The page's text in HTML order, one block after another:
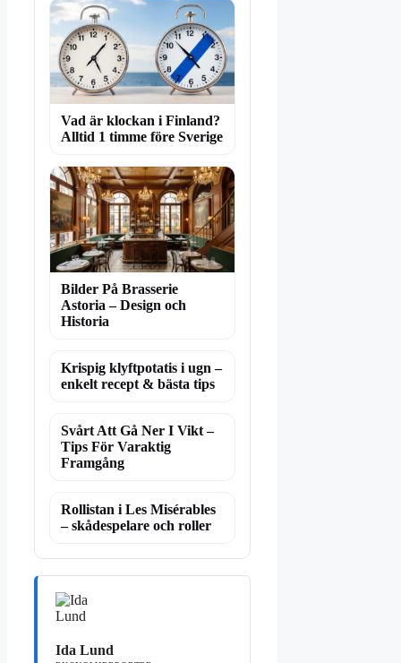
Vad är klockan i Finland?
Alltid 1 timme före Sverige
Bilder På Brasserie
Astoria – Design och
Historia
Krispig klyftpotatis i ugn –
enkelt recept & bästa tips
Svårt Att Gå Ner I Vikt –
Tips För Varaktig
Framgång
Rollistan i Les Misérables
– skådespelare och roller
Ida Lund